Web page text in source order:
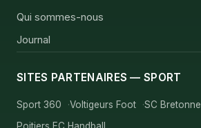
Qui sommes-nous
Journal
SITES PARTENAIRES — SPORT
Sport 360 Voltigeurs Foot
SC Bretonne
Poitiers EC Handball